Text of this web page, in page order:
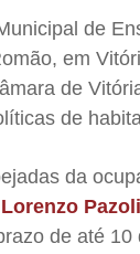
de
em
de
de
da
de até 10